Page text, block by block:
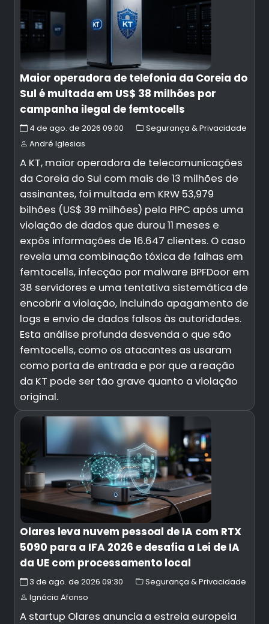
Maior operadora de telefonia da Coreia do
Sul é multada em US$ 38 milhões por
campanha ilegal de femtocells
4 de ago. de 2026 09:00
Segurança & Privacidade
André Iglesias
A KT, maior operadora de telecomunicações
da Coreia do Sul com mais de 13 milhões de
assinantes, foi multada em KRW 53,979
bilhões (US$ 39 milhões) pela PIPC após uma
violação de dados que durou 11 meses e
expôs informações de 16.647 clientes. O caso
revela uma combinação tóxica de falhas em
femtocells, infecção por malware BPFDoor em
38 servidores e uma tentativa sistemática de
encobrir a violação, incluindo apagamento de
logs e envio de dados falsos às autoridades.
Esta análise profunda desvenda o que são
femtocells, como os atacantes as usaram
como porta de entrada e por que a reação
da KT pode ser tão grave quanto a violação
original.
Olares leva nuvem pessoal de IA com RTX
5090 para a IFA 2026 e desafia a Lei de IA
da UE com processamento local
3 de ago. de 2026 09:30
Segurança & Privacidade
Ignácio Afonso
A startup Olares anuncia a estreia europeia